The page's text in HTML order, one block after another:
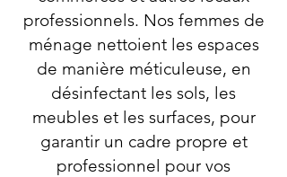
professionnels. Nos femmes de
ménage nettoient les espaces
de manière méticuleuse, en
désinfectant les sols, les
meubles et les surfaces, pour
garantir un cadre propre et
professionnel pour vos